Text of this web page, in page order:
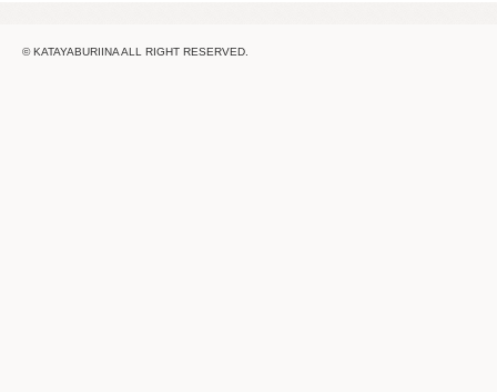
© KATAYABURIINA ALL RIGHT RESERVED.